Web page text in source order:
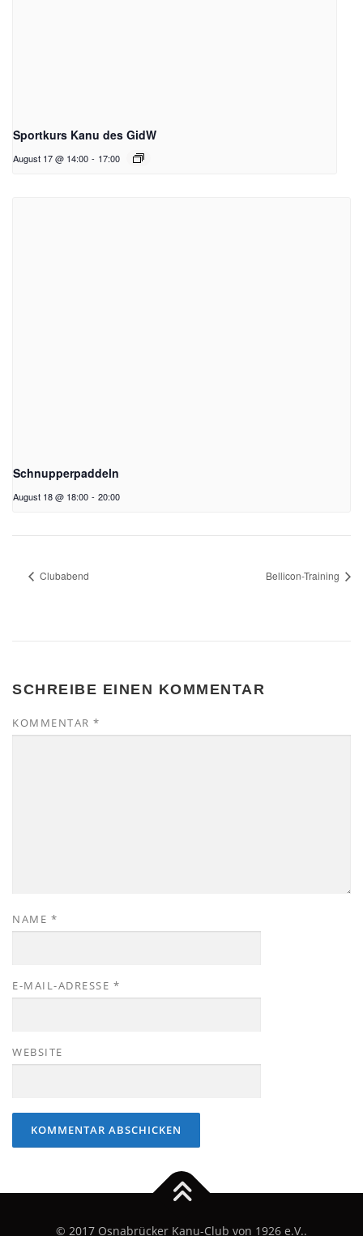
Sportkurs Kanu des GidW
August 17 @ 14:00 - 17:00
Schnupperpaddeln
August 18 @ 18:00 - 20:00
Clubabend Bellicon-Training
SCHREIBE EINEN KOMMENTAR
KOMMENTAR *
NAME *
E-MAIL-ADRESSE *
WEBSITE
© 2017 Osnabrücker Kanu-Club von 1926 e.V..